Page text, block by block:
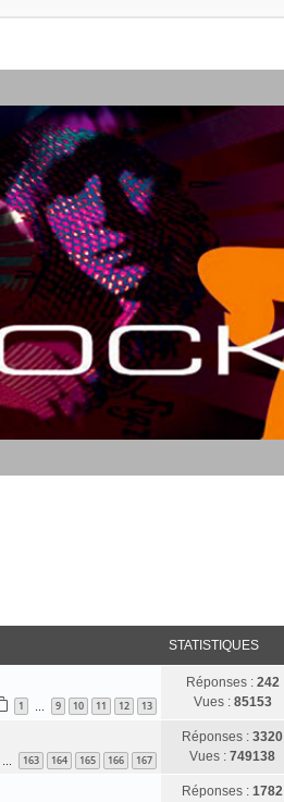
STATISTIQUES
1 9 10 11 12 13
Réponses : 242
Vues : 85153
163 164 165 166 167
Réponses :3320
Vues :749138
Réponses :1782